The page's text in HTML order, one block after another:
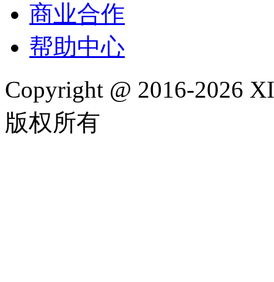
商业合作
帮助中心
Copyright @ 2016-2026
版权所有